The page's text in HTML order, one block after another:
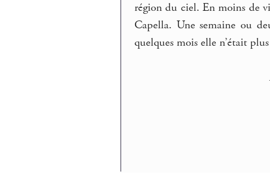
région du ciel. En moins de
Capella. Une semaine ou
quelques mois elle n’était